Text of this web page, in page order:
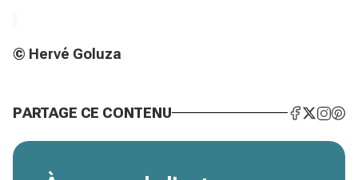
© Hervé Goluza
PARTAGE CE CONTENU